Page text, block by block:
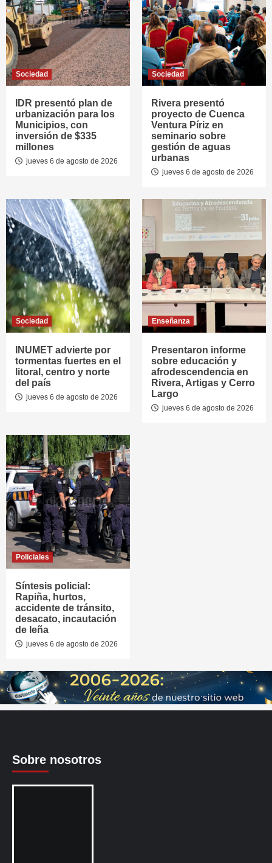
Sociedad
IDR presentó plan de
urbanización para los
Municipios, con
inversión de $335
millones
jueves 6 de agosto de 2026
Sociedad
Rivera presentó
proyecto de Cuenca
Ventura Píriz en
seminario sobre
gestión de aguas
urbanas
jueves 6 de agosto de 2026
Sociedad
INUMET advierte por
tormentas fuertes en el
litoral, centro y norte
del país
jueves 6 de agosto de 2026
Enseñanza
Presentaron informe
sobre educación y
afrodescendencia en
Rivera, Artigas y Cerro
Largo
jueves 6 de agosto de 2026
Policiales
Síntesis policial:
Rapiña, hurtos,
accidente de tránsito,
desacato, incautación
de leña
jueves 6 de agosto de 2026
Sobre nosotros